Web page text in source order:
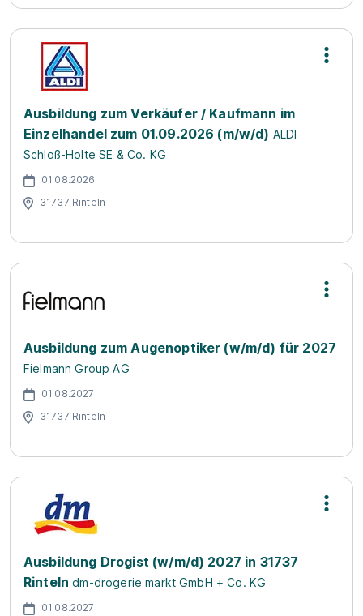
Ausbildung zum Verkäufer / Kaufmann im
Einzelhandel zum 01.09.2026 (m/w/d) ALDI
Schloß-Holte SE & Co. KG
01.08.2026
31737 Rinteln
Ausbildung zum Augenoptiker (w/m/d) für 2027
Fielmann Group AG
01.08.2027
31737 Rinteln
Ausbildung Drogist (w/m/d) 2027 in 31737
Rinteln dm-drogerie markt GmbH + Co. KG
01.08.2027